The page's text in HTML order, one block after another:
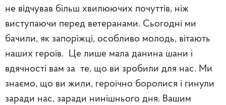
не відчував більш хвилюючих почуттів, ніж
виступаючи перед ветеранами. Сьогодні ми
бачили, як запоріжці, особливо молодь, вітають
наших героїв. Це лише мала данина шани і
вдячності вам за те, що ви зробили для нас. Ми
знаємо, що ви жили, героїчно боролися і гинули
заради нас, заради нинішнього дня. Вашим